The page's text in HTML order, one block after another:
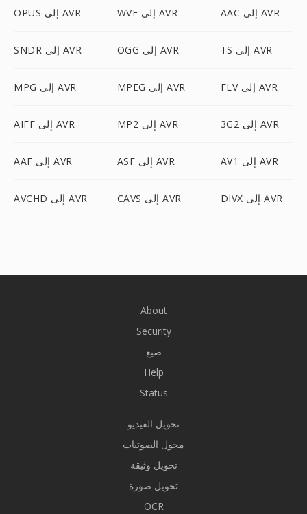
OPUS إلى AVR WVE إلى AVR AAC إلى AVR
SNDR إلى AVR OGG إلى AVR TS إلى AVR
MPG إلى AVR MPEG إلى AVR FLV إلى AVR
AIFF إلى AVR MP2 إلى AVR 3G2 إلى AVR
AAF إلى AVR ASF إلى AVR AV1 إلى AVR
AVCHD إلى AVR CAVS إلى AVR DIVX إلى AVR
About
Security
صيغ
Help
Status
تحويل الفيديو
محول الصوتيات
تحويل وثيقة
تحويل صورة
OCR